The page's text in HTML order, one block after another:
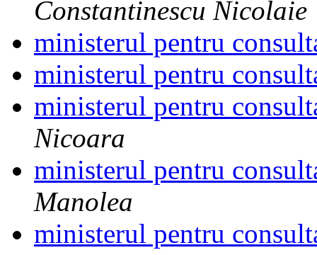
Constantinescu Nicolaie
ministerul pentru
ministerul pentru
ministerul pentru
Nicoara
ministerul pentru
Manolea
ministerul pentru